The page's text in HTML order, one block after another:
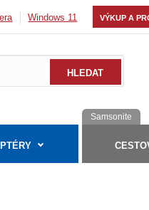
Windows 11 VÝKUP A
Samsonite